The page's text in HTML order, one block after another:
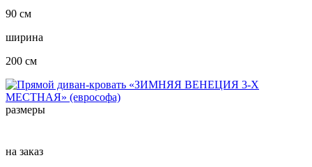
90 см
ширина
200 см
размеры
на заказ